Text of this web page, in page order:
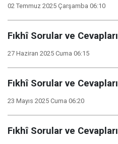
02 Temmuz 2025 Çarşamba 06:10
Fıkhî Sorular ve Cevapları
27 Haziran 2025 Cuma 06:15
Fıkhî Sorular ve Cevapları
23 Mayıs 2025 Cuma 06:20
Fıkhî Sorular ve Cevapları